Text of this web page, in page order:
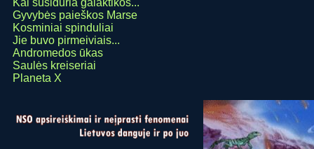
Gyvybės paieškos Marse
Kosminiai spinduliai
Jie buvo pirmeiviais...
Andromedos ūkas
Saulės kreiseriai
Planeta X